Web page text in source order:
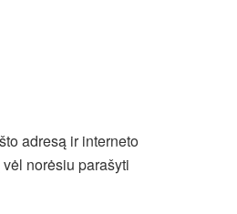
adresą ir interneto
norėsiu parašyti